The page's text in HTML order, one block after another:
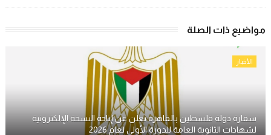
مواضيع ذات الصلة
الأخبار
سفارة دولة فلسطين بالقاهرة تعلن عن إتاحة النسخة الإلكترونية
لشهادات الثانوية العامة للدورة الأولى لعام 2026